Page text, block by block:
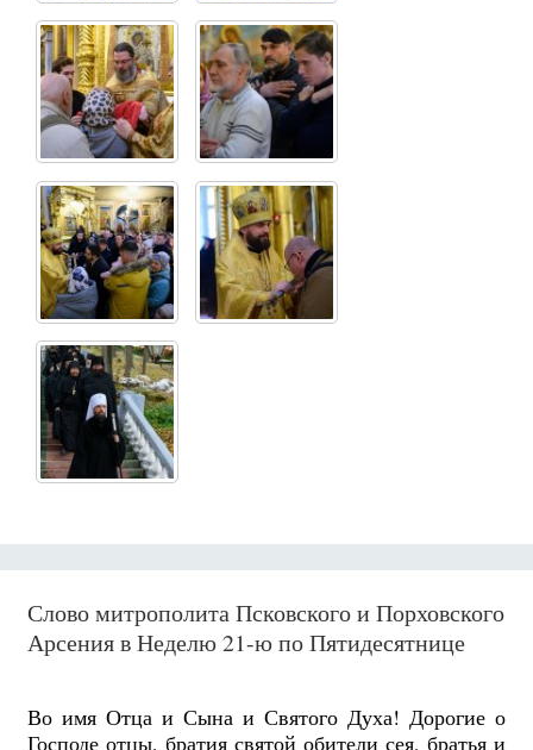
Слово митрополита Псковского и Порховского
Арсения в Неделю 21-ю по Пятидесятнице
Во имя Отца и Сына и Святого Духа! Дорогие о
Господе отцы, братия святой обители сея, братья и